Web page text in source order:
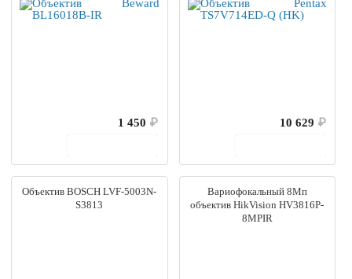
1 450 ₽
10 629 ₽
Объектив BOSCH LVF-5003N-
S3813
Вариофокальный 8Мп
объектив HikVision HV3816P-
8MPIR